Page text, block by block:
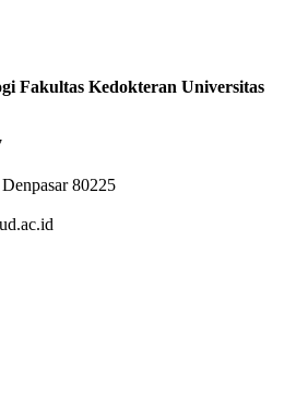
Fakultas Kedokteran Universitas
80225